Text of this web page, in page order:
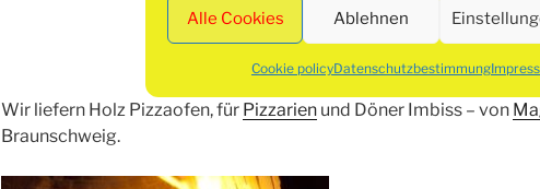
Alle Cookies Ablehnen
Cookie policyDatenschutzbestimmung
Holz Pizzaofen
Wir liefern Holz Pizzaofen, für Pizzarien und Döner Imbiss – von
Braunschweig.